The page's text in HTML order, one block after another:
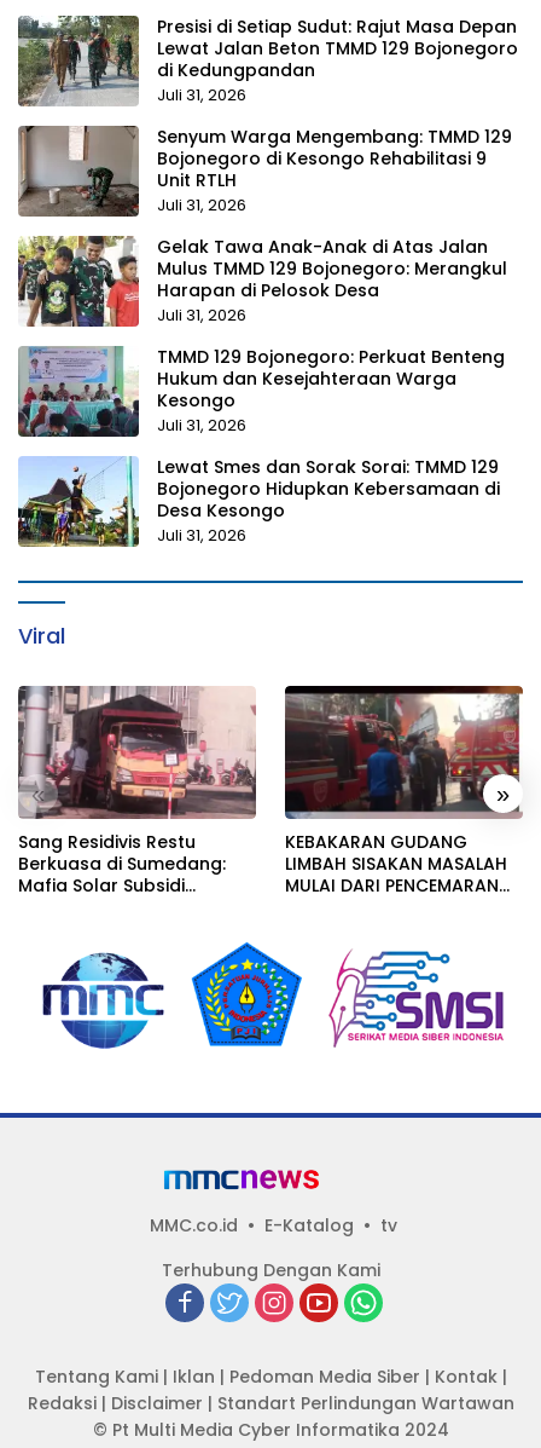
Presisi di Setiap Sudut: Rajut Masa Depan
Lewat Jalan Beton TMMD 129 Bojonegoro
di Kedungpandan
Juli 31, 2026
Senyum Warga Mengembang: TMMD 129
Bojonegoro di Kesongo Rehabilitasi 9
Unit RTLH
Juli 31, 2026
Gelak Tawa Anak-Anak di Atas Jalan
Mulus TMMD 129 Bojonegoro: Merangkul
Harapan di Pelosok Desa
Juli 31, 2026
TMMD 129 Bojonegoro: Perkuat Benteng
Hukum dan Kesejahteraan Warga
Kesongo
Juli 31, 2026
Lewat Smes dan Sorak Sorai: TMMD 129
Bojonegoro Hidupkan Kebersamaan di
Desa Kesongo
Juli 31, 2026
Viral
« »
Sang Residivis Restu
Berkuasa di Sumedang:
Mafia Solar Subsidi
Bungkam
KEBAKARAN GUDANG
LIMBAH SISAKAN MASALAH
MULAI DARI PENCEMARAN
IZIN LINGKUNGAN
MMC.co.id E-Katalog
tv
Terhubung Dengan Kami
Tentang Kami| Iklan | Pedoman Media Siber | Kontak|
Redaksi| Disclaimer | Standart Perlindungan Wartawan
© Pt Multi Media Cyber Informatika 2024